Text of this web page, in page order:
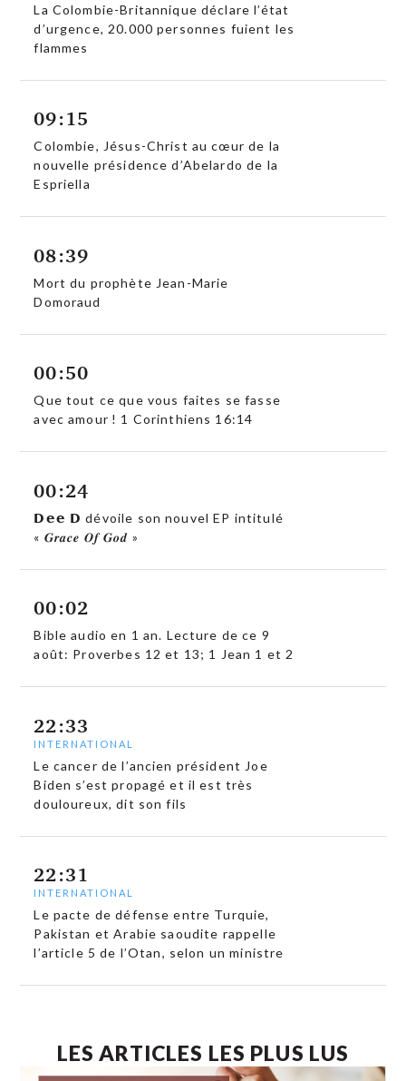
La Colombie-Britannique déclare l’état
d’urgence, 20.000 personnes fuient les
flammes
09:15
Colombie, Jésus-Christ au cœur de la
nouvelle présidence d’Abelardo de la
Espriella
08:39
Mort du prophète Jean-Marie
Domoraud
00:50
Que tout ce que vous faites se fasse
avec amour ! 1 Corinthiens 16:14
00:24
𝗗𝗲𝗲 𝗗 dévoile son nouvel EP intitulé
« 𝑮𝒓𝒂𝒄𝒆 𝑶𝒇 𝑮𝒐𝒅 »
00:02
Bible audio en 1 an. Lecture de ce 9
août: Proverbes 12 et 13; 1 Jean 1 et 2
22:33
INTERNATIONAL
Le cancer de l’ancien président Joe
Biden s’est propagé et il est très
douloureux, dit son fils
22:31
INTERNATIONAL
Le pacte de défense entre Turquie,
Pakistan et Arabie saoudite rappelle
l’article 5 de l’Otan, selon un ministre
LES ARTICLES LES PLUS LUS